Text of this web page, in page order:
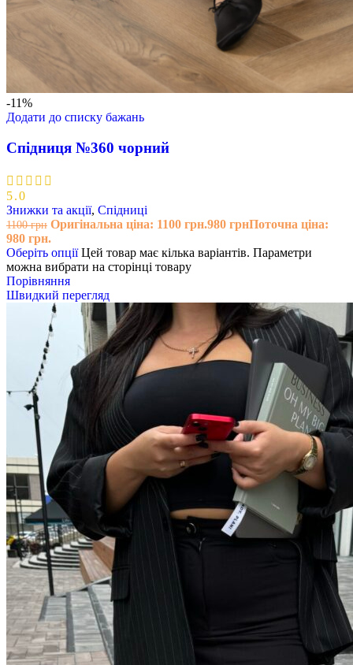
-11%
Додати до списку бажань
Спідниця №360 чорний
5.0
Знижки та акції, Спідниці
1100грн Оригінальна ціна: 1100 грн.980 грнПоточна ціна:
980 грн.
Оберіть опції Цей товар має кілька варіантів. Параметри
можна вибрати на сторінці товару
Порівняння
Швидкий перегляд